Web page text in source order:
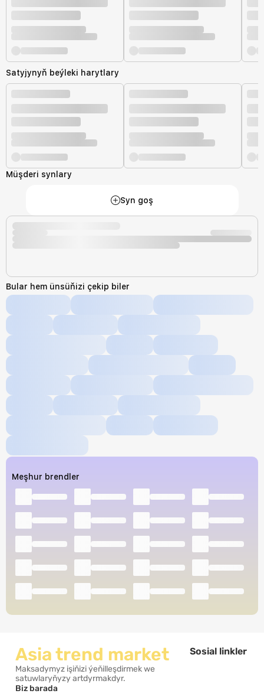
Satyjynyň beýleki harytlary
Bular hem ünsüňizi çekip biler
Meşhur brendler
Müşderi synlary
Syn goş
Asia trend market
Maksadymyz işiňizi ýeňilleşdirmek we
satuwlaryňyzy artdyrmakdyr.
Biz barada
Sosial linkler